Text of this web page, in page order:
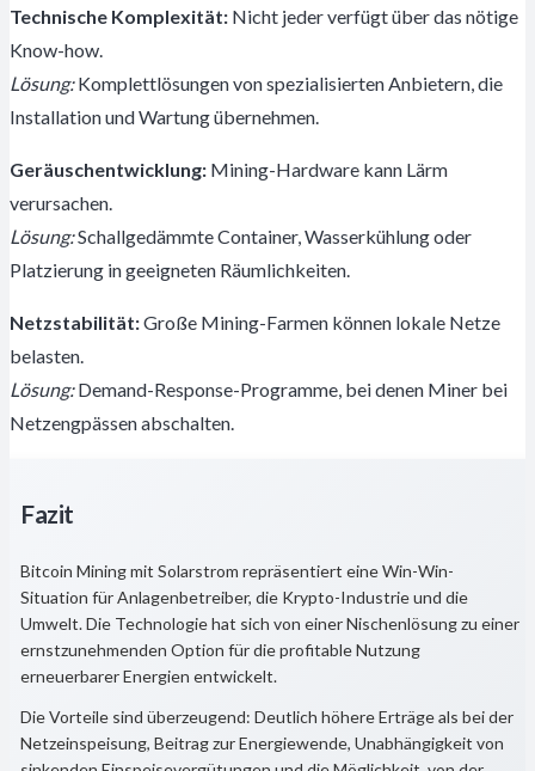
Technische Komplexität: Nicht jeder verfügt über das nötige
Know-how.
Lösung:Komplettlösungen von spezialisierten Anbietern, die
Installation und Wartung übernehmen.
Geräuschentwicklung: Mining-Hardware kann Lärm
verursachen.
Lösung:Schallgedämmte Container, Wasserkühlung oder
Platzierung in geeigneten Räumlichkeiten.
Netzstabilität:Große Mining-Farmen können lokale Netze
belasten.
Lösung:Demand-Response-Programme, bei denen Miner bei
Netzengpässen abschalten.
Fazit
Bitcoin Mining mit Solarstrom repräsentiert eine Win-Win-
Situation für Anlagenbetreiber, die Krypto-Industrie und die
Umwelt. Die Technologie hat sich von einer Nischenlösung zu einer
ernstzunehmenden Option für die profitable Nutzung
erneuerbarer Energien entwickelt.
Die Vorteile sind überzeugend: Deutlich höhere Erträge als bei der
Netzeinspeisung, Beitrag zur Energiewende, Unabhängigkeit von